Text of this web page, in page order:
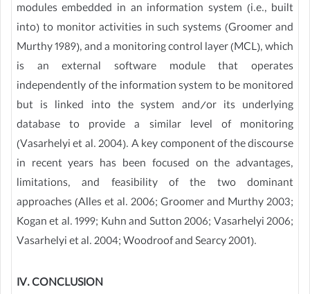
modules embedded in an information system (i.e., built
into) to monitor activities in such systems (Groomer and
Murthy 1989), and a monitoring control layer (MCL), which
is an external software module that operates
independently of the information system to be monitored
but is linked into the system and/or its underlying
database to provide a similar level of monitoring
(Vasarhelyi et al. 2004). A key component of the discourse
in recent years has been focused on the advantages,
limitations, and feasibility of the two dominant
approaches (Alles et al. 2006; Groomer and Murthy 2003;
Kogan et al. 1999; Kuhn and Sutton 2006; Vasarhelyi 2006;
Vasarhelyi et al. 2004; Woodroof and Searcy 2001).
IV. CONCLUSION